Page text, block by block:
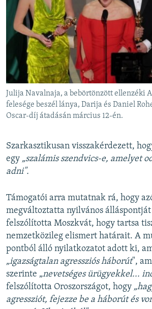
Julija Navalnaja, a bebörtönzött ellenzéki
felesége beszél lánya, Darija és Daniel
Oscar-díj átadásán március 12-én.
Szarkasztikusan visszakérdezett,
egy „szalámis szendvics-e, amelyet
adni".
Támogatói arra mutatnak rá, hogy
megváltoztatta nyilvános
felszólította Moszkvát, hogy tartsa
nemzetközileg elismert határait. A
pontból álló nyilatkozatot adott ki,
„igazságtalan agressziós háborút",
szerinte „nevetséges ürügyekkel...
felszólította Oroszországot, hogy
agressziót, fejezze be a háborút és